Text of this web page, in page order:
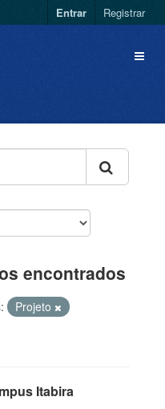
Entrar Registrar
encontrados
Projeto
Itabira